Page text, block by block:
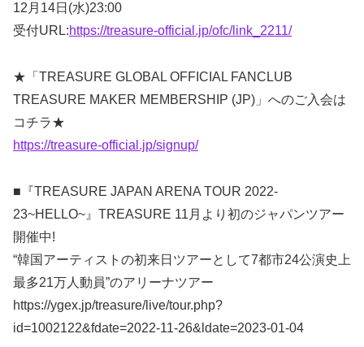
12月14日(水)23:00
受付URL:https://treasure-official.jp/ofc/link_2211/
★「TREASURE GLOBAL OFFICIAL FANCLUB
TREASURE MAKER MEMBERSHIP (JP)」へのご入会は
コチラ★
https://treasure-official.jp/signup/
■『TREASURE JAPAN ARENA TOUR 2022-
23~HELLO~』TREASURE 11月より初のジャパンツアー
開催中!
“韓国アーティストの初来日ツアーとして7都市24公演史上
最多21万人動員”のアリーナツアー
https://ygex.jp/treasure/live/tour.php?
id=1002122&fdate=2022-11-26&ldate=2023-01-04